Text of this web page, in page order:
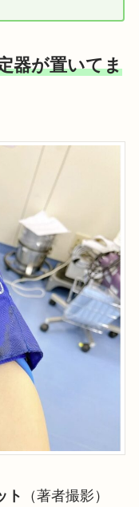
器が置いてま
ト （著者撮影）